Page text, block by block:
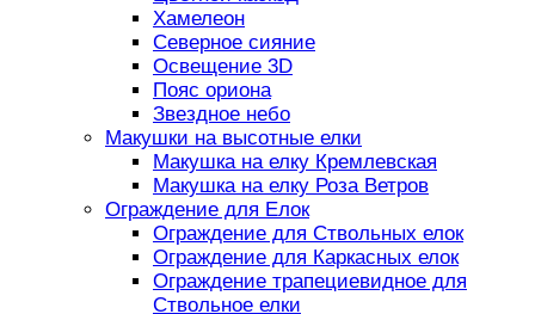
Хамелеон
Северное сияние
Освещение 3D
Пояс ориона
Звездное небо
Макушки на высотные елки
Макушка на елку Кремлевская
Макушка на елку Роза Ветров
Ограждение для Елок
Ограждение для Ствольных елок
Ограждение для Каркасных елок
Ограждение трапециевидное для
Ствольное елки